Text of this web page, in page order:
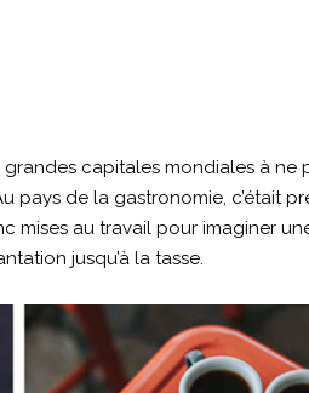
grandes capitales mondiales à ne
pays de la gastronomie, c’était
mises au travail pour imaginer
jusqu’à la tasse.